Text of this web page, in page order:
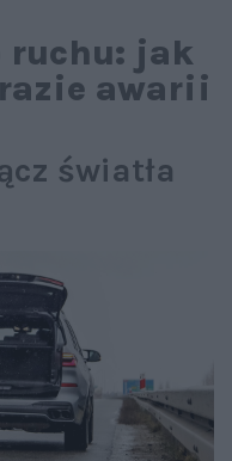
ruchu: jak
awarii
światła